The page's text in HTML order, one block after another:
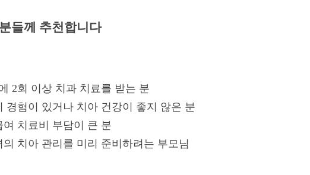
들께 추천합니다
2회 이상 치과 치료를 받는 분
경험이 있거나 치아 건강이 좋지 않은 분
여 치료비 부담이 큰 분
의 치아 관리를 미리 준비하려는 부모님